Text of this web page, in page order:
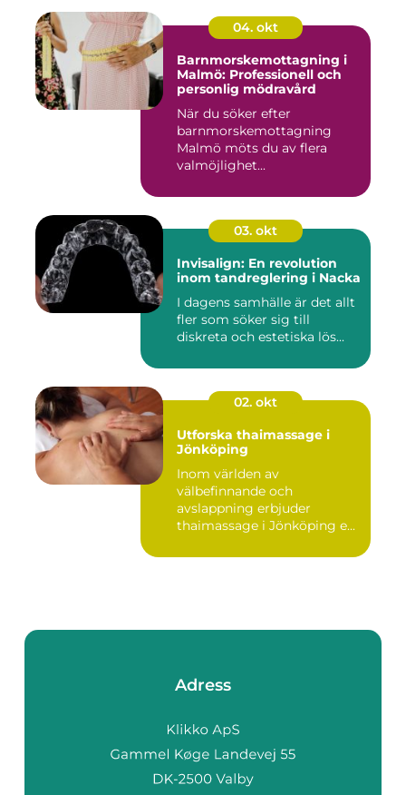
04. okt
Barnmorskemottagning i
Malmö: Professionell och
personlig mödravård
När du söker efter
barnmorskemottagning
Malmö möts du av flera
valmöjlighet...
03. okt
Invisalign: En revolution
inom tandreglering i Nacka
I dagens samhälle är det allt
fler som söker sig till
diskreta och estetiska lös...
02. okt
Utforska thaimassage i
Jönköping
Inom världen av
välbefinnande och
avslappning erbjuder
thaimassage i Jönköping e...
Adress